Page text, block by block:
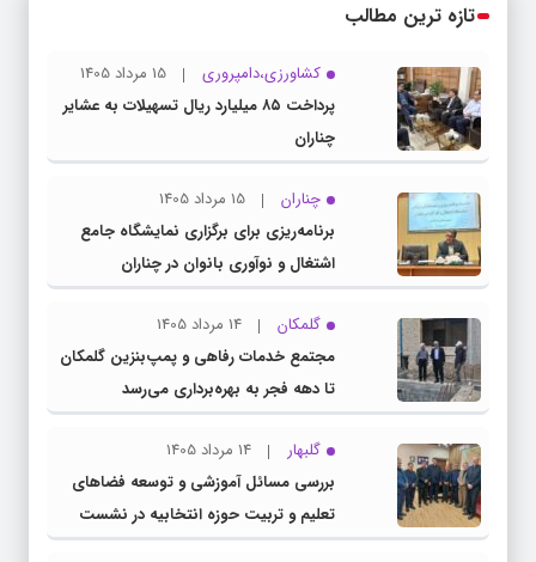
تازه ترین مطالب
کشاورزی،دامپروری
15 مرداد 1405
پرداخت ۸۵ میلیارد ریال تسهیلات به عشایر
چناران
چناران
15 مرداد 1405
برنامه‌ریزی برای برگزاری نمایشگاه جامع
اشتغال و نوآوری بانوان در چناران
گلمکان
14 مرداد 1405
مجتمع خدمات رفاهی و پمپ‌بنزین گلمکان
تا دهه فجر به بهره‌برداری می‌رسد
گلبهار
14 مرداد 1405
بررسی مسائل آموزشی و توسعه فضاهای
تعلیم و تربیت حوزه انتخابیه در نشست
مشترک عضو کمیسیون آموزش مجلس با